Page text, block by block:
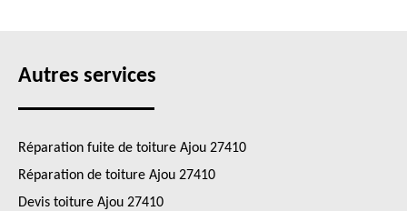
Autres services
Réparation fuite de toiture Ajou 27410
Réparation de toiture Ajou 27410
Devis toiture Ajou 27410